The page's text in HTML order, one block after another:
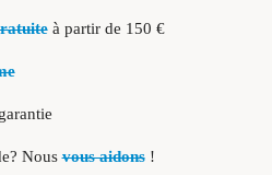
à partir de 150 €
Nousvous aidons!